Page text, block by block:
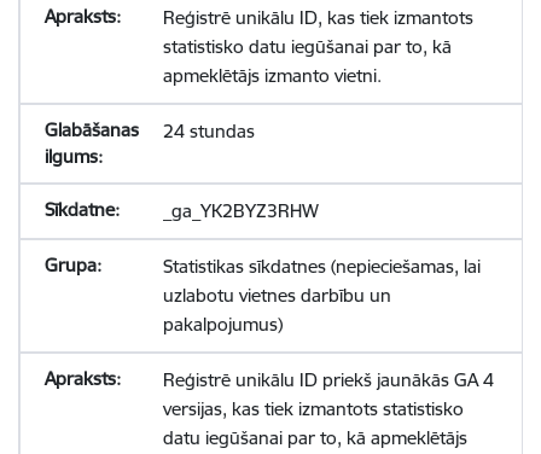
Reģistrē unikālu ID, kas tiek izmantots
statistisko datu iegūšanai par to, kā
apmeklētājs izmanto vietni.
24 stundas
_ga_YK2BYZ3RHW
Statistikas sīkdatnes (nepieciešamas, lai
uzlabotu vietnes darbību un
pakalpojumus)
Reģistrē unikālu ID priekš jaunākās GA 4
versijas, kas tiek izmantots statistisko
datu iegūšanai par to, kā apmeklētājs